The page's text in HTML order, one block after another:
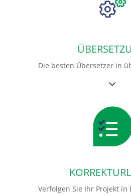
Die besten Übersetzer in
Verfolgen Sie Ihr Projekt in